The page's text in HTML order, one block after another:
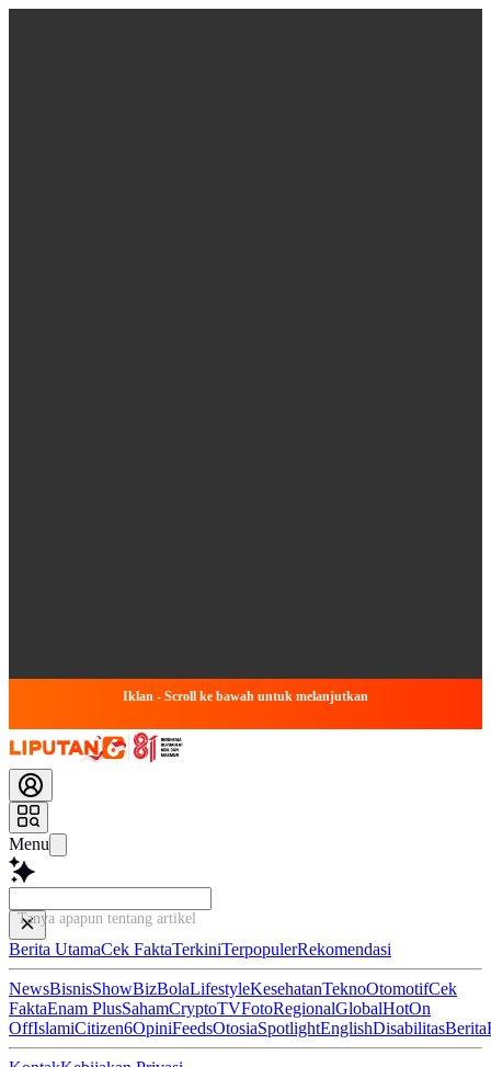
Iklan - Scroll ke bawah untuk melanjutkan
Menu
Tanya apapun tentang artikel ini...
Berita UtamaCek FaktaTerkiniTerpopulerRekomendasi
NewsBisnisShowBizBolaLifestyleKesehatanTeknoOtomotifCek
FaktaEnam PlusSahamCryptoTVFotoRegionalGlobalHotOn
OffIslamiCitizen6OpiniFeedsOtosiaSpotlightEnglishDisabilitasBerita